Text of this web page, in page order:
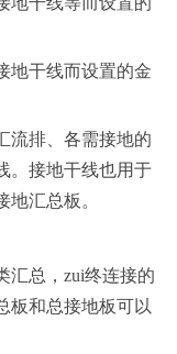
地干线而设置的金
流排、各需接地的
。接地干线也用于
汇总板。
汇总，zui终连接的
板和总接地板可以